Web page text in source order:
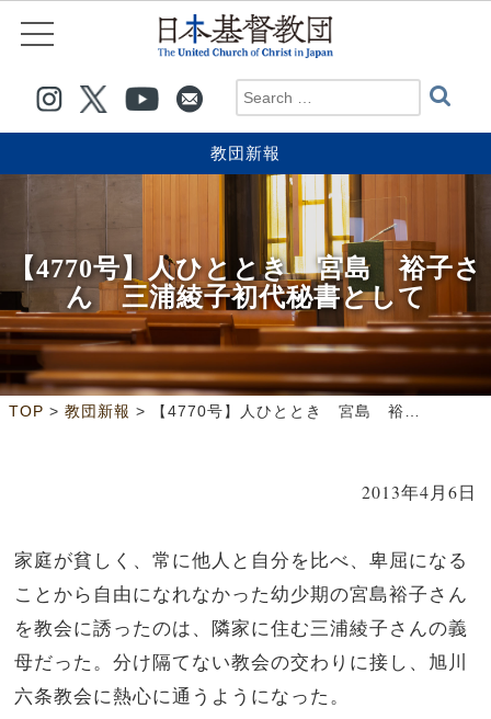
教団新報
【4770号】人ひととき 宮島 裕子さ
ん 三浦綾子初代秘書として
TOP > 教団新報 > 【4770号】人ひととき 宮島 裕子さん 三浦綾子初代秘書として
2013年4月6日
家庭が貧しく、常に他人と自分を比べ、卑屈になる
ことから自由になれなかった幼少期の宮島裕子さん
を教会に誘ったのは、隣家に住む三浦綾子さんの義
母だった。分け隔てない教会の交わりに接し、旭川
六条教会に熱心に通うようになった。